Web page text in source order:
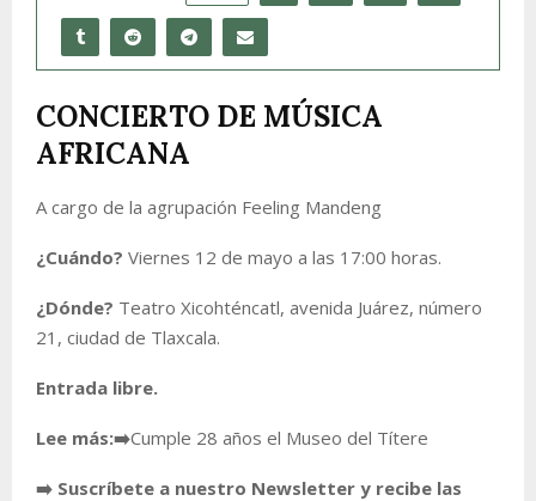
CONCIERTO DE MÚSICA
AFRICANA
A cargo de la agrupación Feeling Mandeng
¿Cuándo? Viernes 12 de mayo a las 17:00 horas.
¿Dónde? Teatro Xicohténcatl, avenida Juárez, número
21, ciudad de Tlaxcala.
Entrada libre.
Lee más:➡️Cumple 28 años el Museo del Títere
➡️ Suscríbete a nuestro Newsletter y recibe las